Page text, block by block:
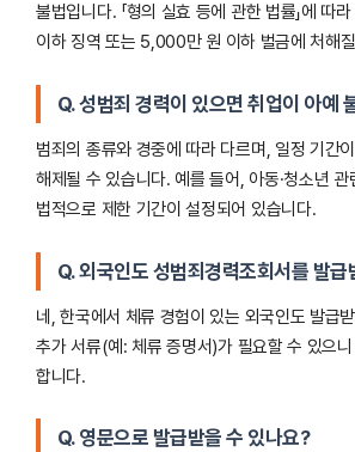
불법입니다. 「형의 실효 등에 관한 법률」에 따
이하 징역 또는 5,000만 원 이하 벌금에 처해
Q. 성범죄 경력이 있으면 취업이 아예
범죄의 종류와 경중에 따라 다르며, 일정 기간
해제될 수 있습니다. 예를 들어, 아동·청소년 관
법적으로 제한 기간이 설정되어 있습니다.
Q. 외국인도 성범죄경력조회서를 발급
네, 한국에서 체류 경험이 있는 외국인도 발급
추가 서류(예: 체류 증명서)가 필요할 수 있으
합니다.
Q. 영문으로 발급받을 수 있나요?